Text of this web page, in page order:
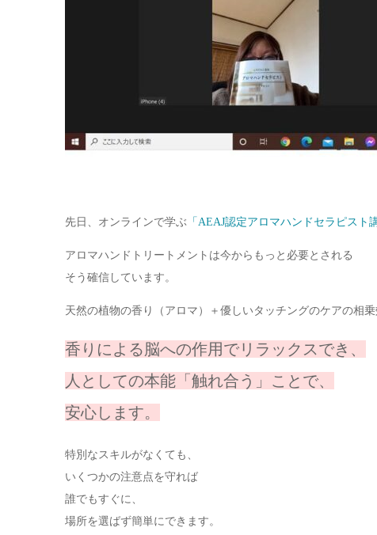
先日、オンラインで学ぶ 「AEAJ認定アロマハンドセラピスト
アロマハンドトリートメントは今からもっと必要とされる
そう確信しています。
天然の植物の香り（アロマ）＋優しいタッチングのケアの相
香りによる脳への作用でリラックスでき、
人としての本能「触れ合う」ことで、
安心します。
特別なスキルがなくても、
いくつかの注意点を守れば
誰でもすぐに、
場所を選ばず簡単にできます。